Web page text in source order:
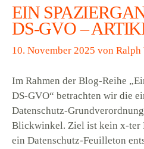
EIN
DS-GVO –
10. November 2025 von Ralph
Im Rahmen der Blog-Reihe
DS-GVO“ betrachten wir die
Datenschutz-
Blickwinkel. Ziel ist kein x-ter
ein Datenschutz-Feuilleton